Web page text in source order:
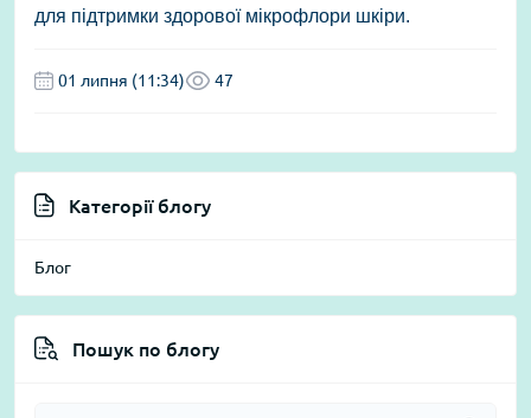
для підтримки здорової мікрофлори шкіри.
01 липня (11:34) 47
Категорії блогу
Блог
Пошук по блогу